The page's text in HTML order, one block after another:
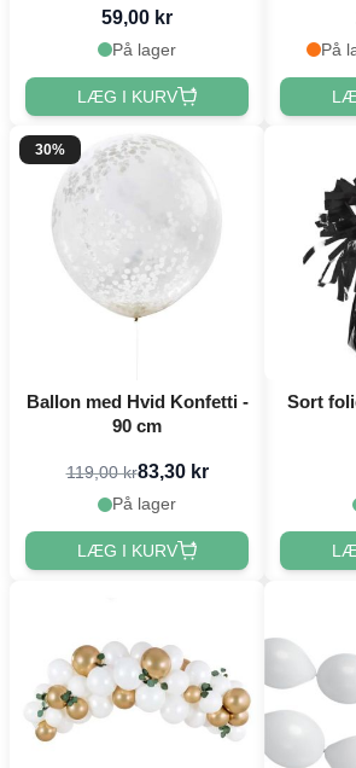
59,00 kr
På lager
LÆG I KURV
På
30%
Ballon med Hvid Konfetti -
90 cm
119,00 kr83,30 kr
På lager
LÆG I KURV
Sort